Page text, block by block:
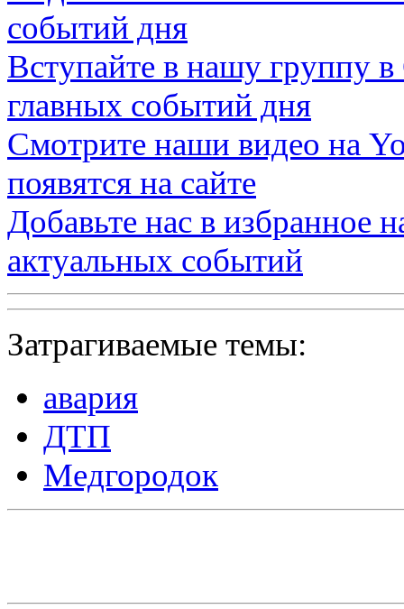
событий дня
Вступайте в нашу группу в
главных событий дня
Смотрите наши видео на
появятся на сайте
Добавьте нас в избранное
актуальных событий
Затрагиваемые темы:
авария
ДТП
Медгородок